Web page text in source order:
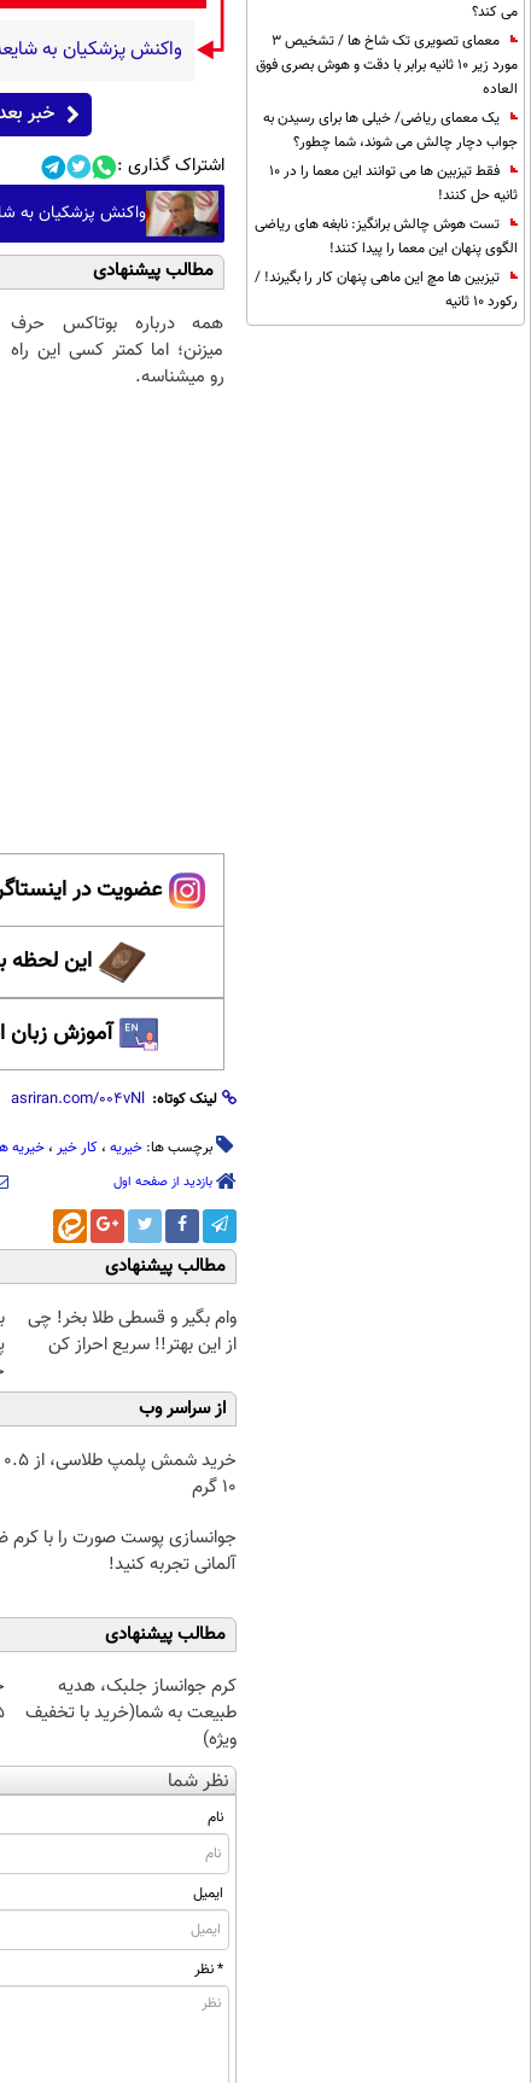
می کند؟
معمای تصویری تک شاخ ها / تشخیص 3
مورد زیر 10 ثانیه برابر با دقت و هوش بصری فوق
العاده
یک معمای ریاضی/ خیلی ها برای رسیدن به
جواب دچار چالش می شوند، شما چطور؟
فقط تیزبین ها می توانند این معما را در 10
ثانیه حل کنند!
تست هوش چالش برانگیز: نابغه های ریاضی
الگوی پنهان این معما را پیدا کنند!
تیزبین ها مچ این ماهی پنهان کار را بگیرند! /
رکورد 10 ثانیه
واکنش پزشکیان به
خبر
اشتراک گذاری :
واکنش پزشکیان به
مطالب پیشنهادی
همه درباره بوتاکس حرف
میزنن؛ اما کمتر کسی این راه
رو میشناسه.
عضویت در
این لحظه
آموزش زبان
لینک کوتاه:
برچسب ها: خیریه ، کار خیر ، خیریه
بازدید از صفحه اول
مطالب پیشنهادی
وام بگیر و قسطی طلا بخر! چی
از این بهتر!! سریع احراز کن
از سراسر وب
۱۰ گرم
جوانسازی پوست صورت را با
آلمانی تجربه کنید!
مطالب پیشنهادی
کرم جوانساز جلبک، هدیه
طبیعت به شما(خرید با تخفیف
ویژه)
نظر شما
نام
ایمیل
* نظر